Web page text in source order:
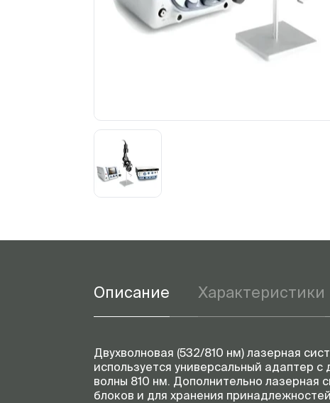
Описание Характеристики
Двухволновая (532/810 нм) лазерная
используется универсальный адаптер
волны 810 нм. Дополнительно лазерная
блоков и для хранения